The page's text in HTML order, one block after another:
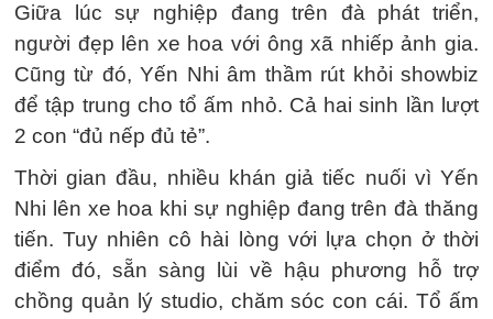
Giữa lúc sự nghiệp đang trên đà phát triển,
người đẹp lên xe hoa với ông xã nhiếp ảnh gia.
Cũng từ đó, Yến Nhi âm thầm rút khỏi showbiz
để tập trung cho tổ ấm nhỏ. Cả hai sinh lần lượt
2 con “đủ nếp đủ tẻ”.
Thời gian đầu, nhiều khán giả tiếc nuối vì Yến
Nhi lên xe hoa khi sự nghiệp đang trên đà thăng
tiến. Tuy nhiên cô hài lòng với lựa chọn ở thời
điểm đó, sẵn sàng lùi về hậu phương hỗ trợ
chồng quản lý studio, chăm sóc con cái. Tổ ấm